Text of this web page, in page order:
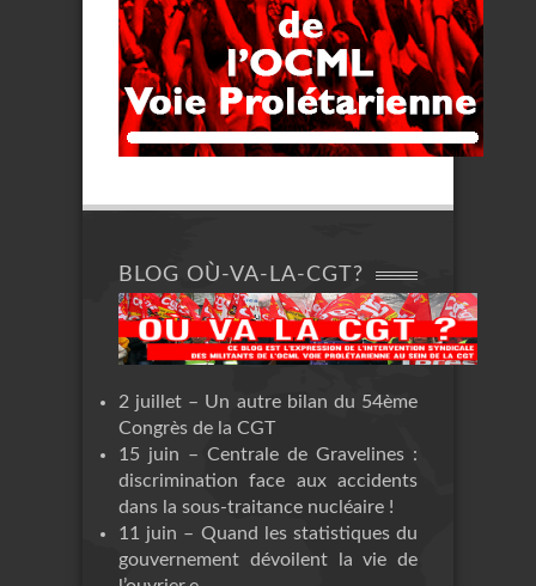
BLOG OÙ-VA-LA-CGT?
2 juillet – Un autre bilan du 54ème
Congrès de la CGT
15 juin – Centrale de Gravelines :
discrimination face aux accidents
dans la sous-traitance nucléaire !
11 juin – Quand les statistiques du
gouvernement dévoilent la vie de